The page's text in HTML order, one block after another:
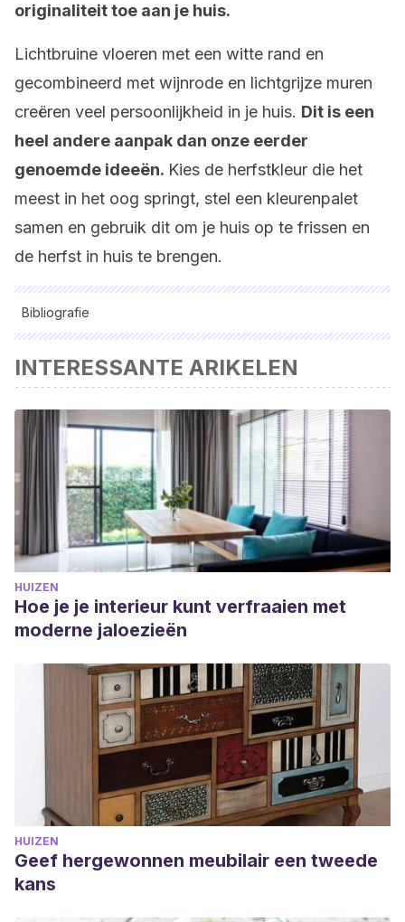
originaliteit toe aan je huis.
Lichtbruine vloeren met een witte rand en
gecombineerd met wijnrode en lichtgrijze muren
creëren veel persoonlijkheid in je huis. Dit is een
heel andere aanpak dan onze eerder
genoemde ideeën. Kies de herfstkleur die het
meest in het oog springt, stel een kleurenpalet
samen en gebruik dit om je huis op te frissen en
de herfst in huis te brengen.
Bibliografie
Alle aangehaalde bronnen zijn grondig gecontroleerd door
ons team om hun kwaliteit, betrouwbaarheid, actualiteit en
geldigheid te waarborgen. De bibliografie van dit artikel werd
beschouwd als betrouwbaar en wetenschappelijk nauwkeurig.
INTERESSANTE ARIKELEN
HUIZEN
Hoe je je interieur kunt verfraaien met
moderne jaloezieën
HUIZEN
Geef hergewonnen meubilair een tweede
kans